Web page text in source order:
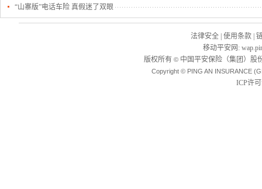
“山寨版”电话车险 真假迷了双眼
法律安全 使用条款
移动平安网 :
版权所有 ©中国平安保险（集团）股
Copyright © PING AN INSURANCE
ICP许